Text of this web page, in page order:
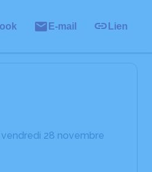
E-mail Lien
vendredi 28 novembre